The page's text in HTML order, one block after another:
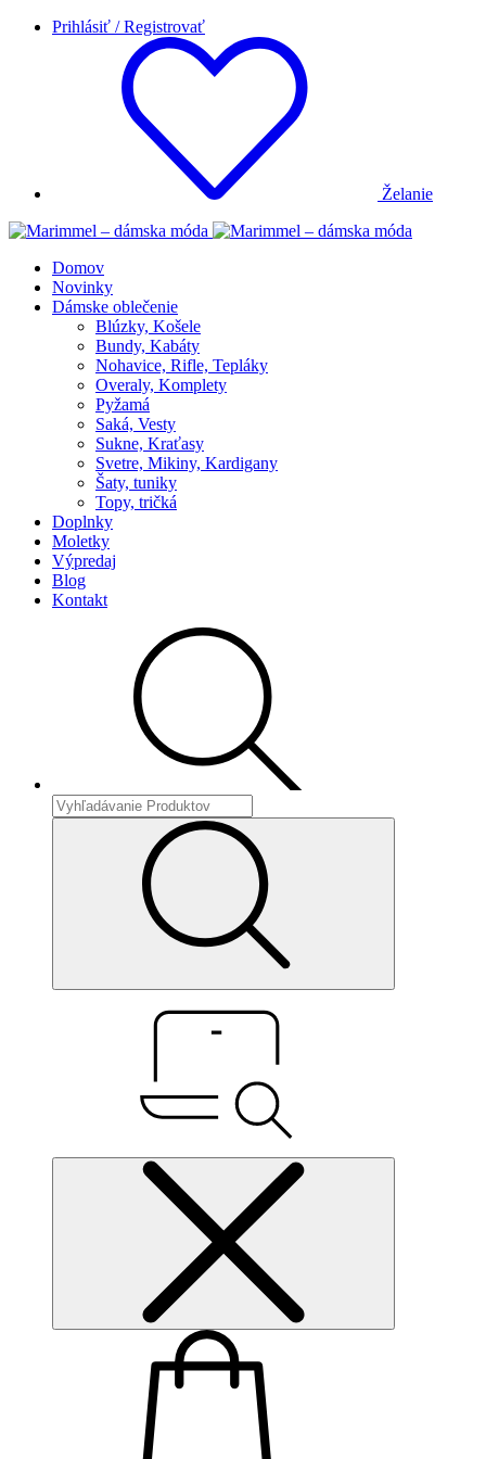
Prihlásiť / Registrovať
Želanie
Domov
Novinky
Dámske oblečenie
Blúzky, Košele
Bundy, Kabáty
Nohavice, Rifle, Tepláky
Overaly, Komplety
Pyžamá
Saká, Vesty
Sukne, Kraťasy
Svetre, Mikiny, Kardigany
Šaty, tuniky
Topy, tričká
Doplnky
Moletky
Výpredaj
Blog
Kontakt